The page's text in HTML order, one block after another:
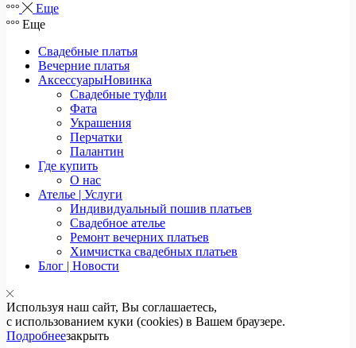
Еще
Еще
Свадебные платья
Вечерние платья
АксессуарыНовинка
Свадебные туфли
Фата
Украшения
Перчатки
Палантин
Где купить
О нас
Ателье | Услуги
Индивидуальный пошив платьев
Свадебное ателье
Ремонт вечерних платьев
Химчистка свадебных платьев
Блог | Новости
Используя наш сайт, Вы соглашаетесь,
с использованием куки (cookies) в Вашем браузере.
Подробнеезакрыть